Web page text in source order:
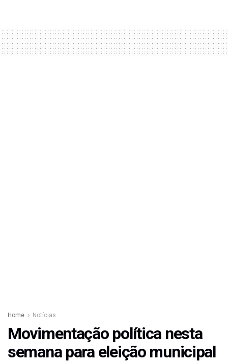
Home Notícias
Movimentação política nesta
semana para eleição municipal